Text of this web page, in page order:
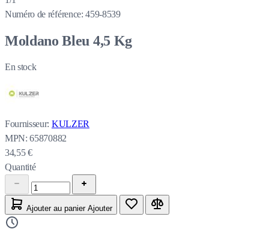
Numéro de référence: 459-8539
Moldano Bleu 4,5 Kg
En stock
Fournisseur: KULZER
MPN: 65870882
34,55 €
Quantité
Ajouter au panier Ajouter